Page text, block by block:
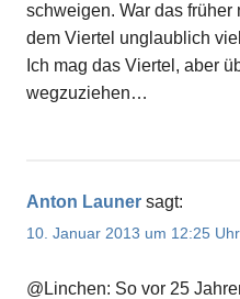
schweigen. War das
dem Viertel unglaublich
Ich mag das Viertel, aber
wegzuziehen…
Anton Launer sagt:
10. Januar 2013 um 12:25 Uhr
@Linchen: So vor 25